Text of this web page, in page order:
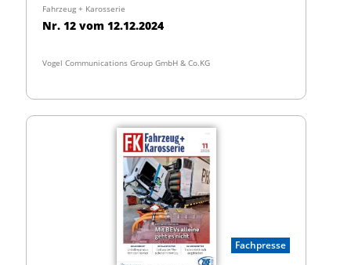
Fahrzeug + Karosserie
Nr. 12 vom 12.12.2024
Vogel Communications Group GmbH & Co.KG
Fachpresse